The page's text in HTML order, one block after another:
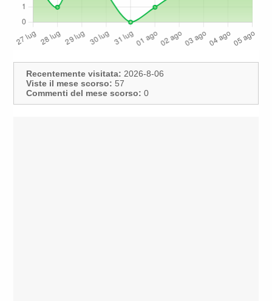
Recentemente visitata: 2026-8-06
Viste il mese scorso: 57
Commenti del mese scorso: 0